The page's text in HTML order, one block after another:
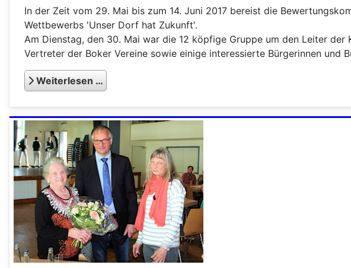
In der Zeit vom 29. Mai bis zum 14. Juni 2017 bereist die
Wettbewerbs 'Unser Dorf hat Zukunft'.
Am Dienstag, den 30. Mai war die 12 köpfige Gruppe um den Leiter
Vertreter der Boker Vereine sowie einige interessierte Bürgerinnen und
Weiterlesen …